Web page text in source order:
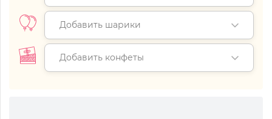
Добавить шарики
Добавить конфеты